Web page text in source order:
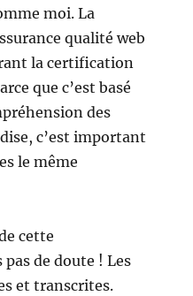
moi. La
qualité web
la certification
que c’est basé
des
c’est important
le même
cette
de doute ! Les
et transcrites.